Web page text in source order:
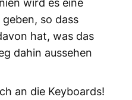
so dass
hat, was das
dahin aussehen
an die Keyboards!